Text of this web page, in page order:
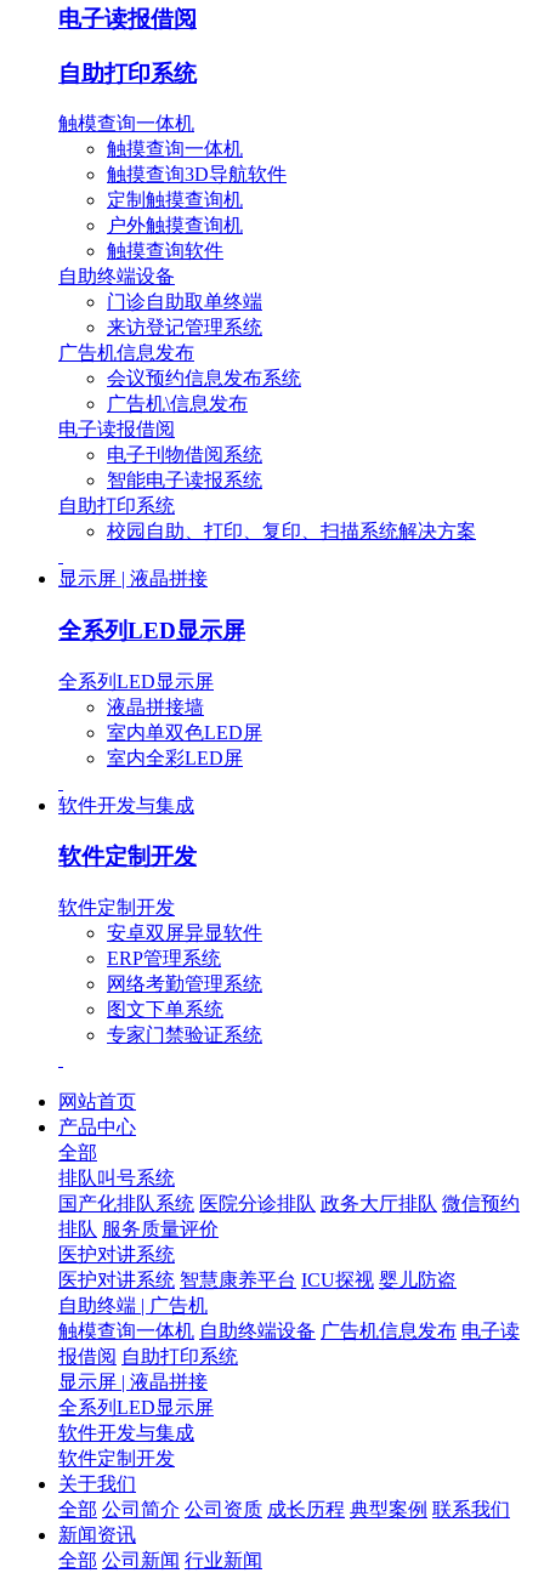
电子读报借阅
自助打印系统
触模查询一体机
触摸查询一体机
触摸查询3D导航软件
定制触摸查询机
户外触摸查询机
触摸查询软件
自助终端设备
门诊自助取单终端
来访登记管理系统
广告机信息发布
会议预约信息发布系统
广告机\信息发布
电子读报借阅
电子刊物借阅系统
智能电子读报系统
自助打印系统
校园自助、打印、复印、扫描系统解决方案
显示屏 | 液晶拼接
全系列LED显示屏
全系列LED显示屏
液晶拼接墙
室内单双色LED屏
室内全彩LED屏
软件开发与集成
软件定制开发
软件定制开发
安卓双屏异显软件
ERP管理系统
网络考勤管理系统
图文下单系统
专家门禁验证系统
网站首页
产品中心
全部
排队叫号系统
国产化排队系统 医院分诊排队 政务大厅排队 微信预约
排队 服务质量评价
医护对讲系统
医护对讲系统 智慧康养平台 ICU探视 婴儿防盗
自助终端 | 广告机
触模查询一体机 自助终端设备 广告机信息发布 电子读
报借阅 自助打印系统
显示屏 | 液晶拼接
全系列LED显示屏
软件开发与集成
软件定制开发
关于我们
全部 公司简介 公司资质 成长历程 典型案例 联系我们
新闻资讯
全部 公司新闻 行业新闻